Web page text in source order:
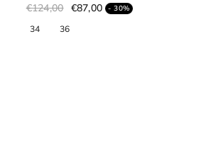
€124,00 €87,00 - 30%